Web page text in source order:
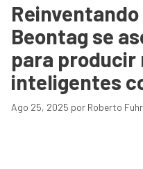
Beontag se
para producir
inteligentes
Ago 25, 2025 por Roberto Fuhr